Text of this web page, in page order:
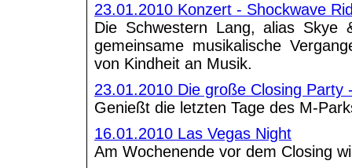
23.01.2010 Konzert - Shockwave
Die Schwestern Lang, alias Skye
gemeinsame musikalische
von Kindheit an Musik.
23.01.2010 Die große Closing Party
Genießt die letzten Tage des M-
16.01.2010 Las Vegas Night
Am Wochenende vor dem Closing